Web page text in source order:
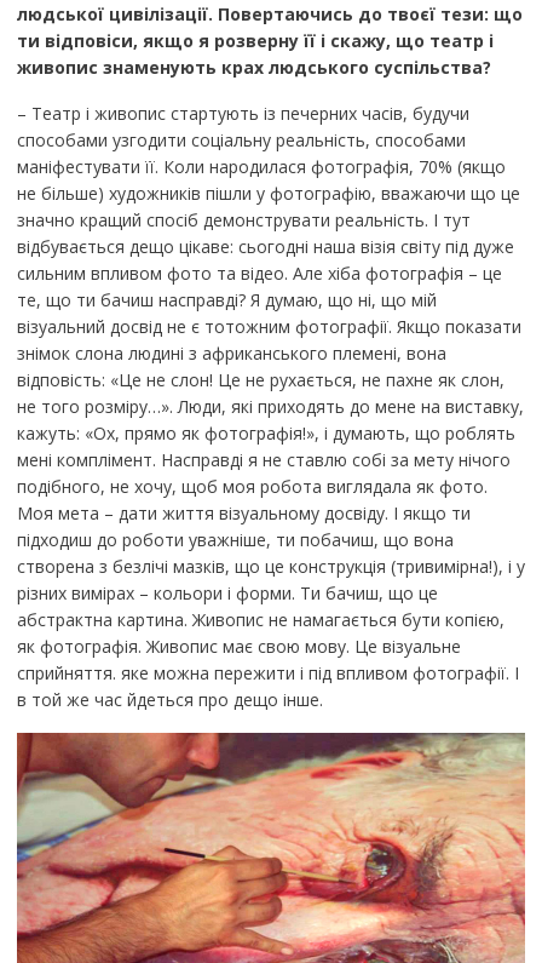
людської цивілізації. Повертаючись до твоєї тези: що
ти відповіси, якщо я розверну її і скажу, що театр і
живопис знаменують крах людського суспільства?
– Театр і живопис стартують із печерних часів, будучи
способами узгодити соціальну реальність, способами
маніфестувати її. Коли народилася фотографія, 70% (якщо
не більше) художників пішли у фотографію, вважаючи що це
значно кращий спосіб демонструвати реальність. І тут
відбувається дещо цікаве: сьогодні наша візія світу під дуже
сильним впливом фото та відео. Але хіба фотографія – це
те, що ти бачиш насправді? Я думаю, що ні, що мій
візуальний досвід не є тотожним фотографії. Якщо показати
знімок слона людині з африканського племені, вона
відповість: «Це не слон! Це не рухається, не пахне як слон,
не того розміру…». Люди, які приходять до мене на виставку,
кажуть: «Ох, прямо як фотографія!», і думають, що роблять
мені комплімент. Насправді я не ставлю собі за мету нічого
подібного, не хочу, щоб моя робота виглядала як фото.
Моя мета – дати життя візуальному досвіду. І якщо ти
підходиш до роботи уважніше, ти побачиш, що вона
створена з безлічі мазків, що це конструкція (тривимірна!), і у
різних вимірах – кольори і форми. Ти бачиш, що це
абстрактна картина. Живопис не намагається бути копією,
як фотографія. Живопис має свою мову. Це візуальне
сприйняття. яке можна пережити і під впливом фотографії. І
в той же час йдеться про дещо інше.